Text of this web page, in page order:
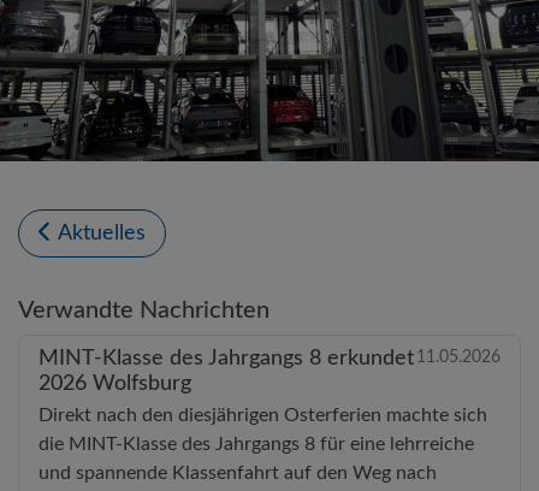
Aktuelles
Verwandte Nachrichten
MINT-Klasse des Jahrgangs 8 erkundet
2026 Wolfsburg
11.05.2026
Direkt nach den diesjährigen Osterferien machte sich
die MINT-Klasse des Jahrgangs 8 für eine lehrreiche
und spannende Klassenfahrt auf den Weg nach